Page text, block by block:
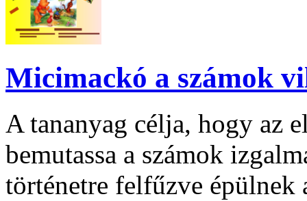
Micimackó a számok
A tananyag célja, hogy az
bemutassa a számok
történetre felfűzve épülnek